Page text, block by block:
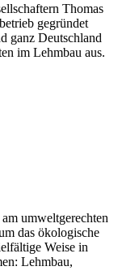
Thomas
gegründet
ganz Deutschland
im Lehmbau aus.
umweltgerechten
das ökologische
Weise in
Lehmbau,